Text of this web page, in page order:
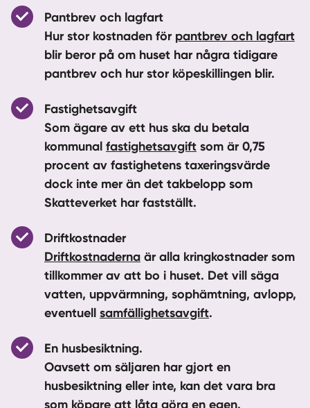
Pantbrev och lagfart
Hur stor kostnaden för pantbrev och lagfart
blir beror på om huset har några tidigare
pantbrev och hur stor köpeskillingen blir.
Fastighetsavgift
Som ägare av ett hus ska du betala
kommunal fastighetsavgift som är 0,75
procent av fastighetens taxeringsvärde
dock inte mer än det takbelopp som
Skatteverket har fastställt.
Driftkostnader
Driftkostnaderna är alla kringkostnader som
tillkommer av att bo i huset. Det vill säga
vatten, uppvärmning, sophämtning, avlopp,
eventuell samfällighetsavgift.
En husbesiktning.
Oavsett om säljaren har gjort en
husbesiktning eller inte, kan det vara bra
som köpare att låta göra en egen.